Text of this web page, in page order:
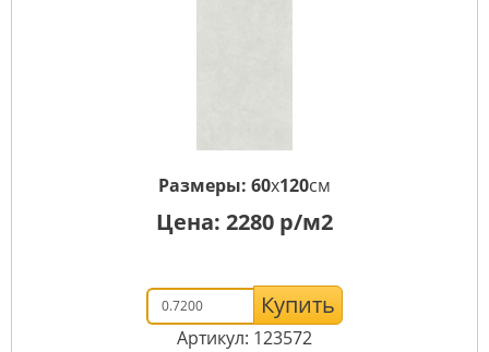
Размеры: 60x120см
Цена: 2280 р/м2
Купить
Артикул: 123572